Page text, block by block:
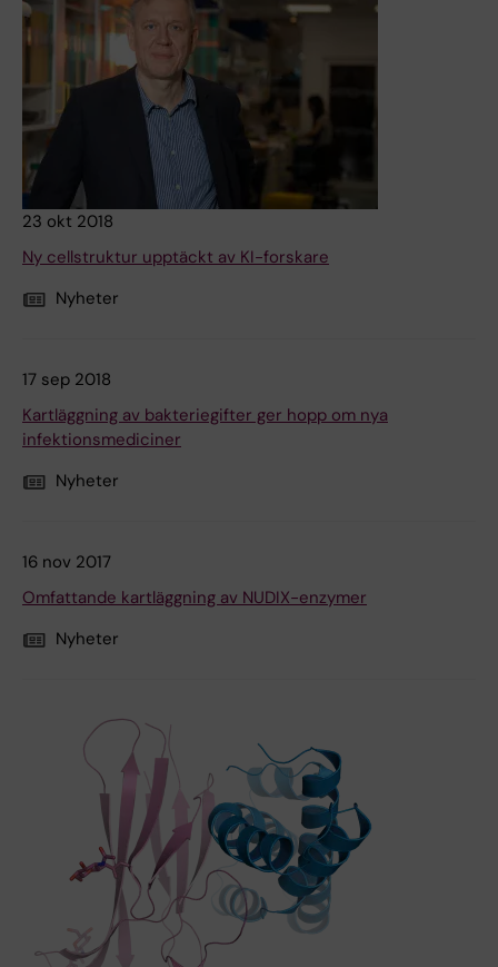
23 okt 2018
Ny cellstruktur upptäckt av KI-forskare
Nyheter
17 sep 2018
Kartläggning av bakteriegifter ger hopp om nya
infektionsmediciner
Nyheter
16 nov 2017
Omfattande kartläggning av NUDIX-enzymer
Nyheter